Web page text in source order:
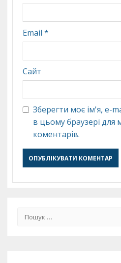
Email *
Сайт
Зберегти моє ім'я, e-
в цьому браузері для
коментарів.
Пошук: